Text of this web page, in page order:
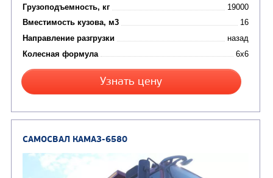
АВТОЦИСТЕРНЫ
Автотопливозаправщики
CHAMELEON (г. Егорьевск)(8)
Автогудронаторы(8)
Вакуумные машины
Каналопромывочные
Комбинированные
Мусоровозы